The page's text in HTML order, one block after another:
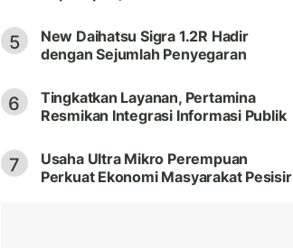
5
New Daihatsu Sigra 1.2R Hadir
dengan Sejumlah Penyegaran
6
Tingkatkan Layanan, Pertamina
Resmikan Integrasi Informasi Publik
7
Usaha Ultra Mikro Perempuan
Perkuat Ekonomi Masyarakat Pesisir